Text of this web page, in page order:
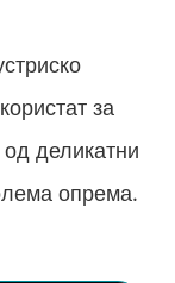
за
деликатни
опрема.